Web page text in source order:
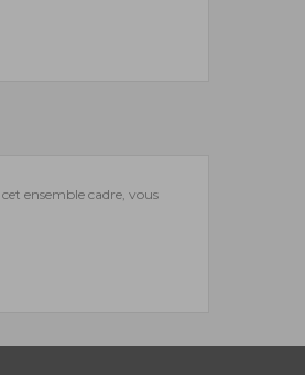
ensemble cadre, vous